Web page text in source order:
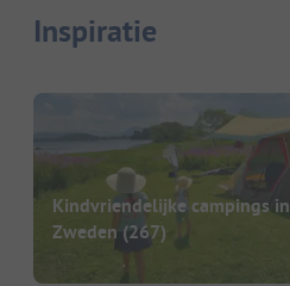
Inspiratie
Kindvriendelijke campings in
Zweden (267)